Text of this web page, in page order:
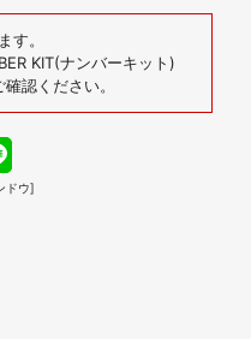
す。
KIT(ナンバーキット)
認ください。
ドウ]